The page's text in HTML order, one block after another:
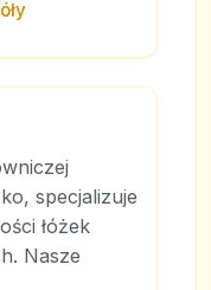
specjalizuje
łóżek
Nasze